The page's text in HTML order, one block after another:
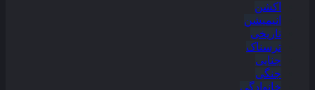
اکشن
انیمیشن
تاریخی
ترسناک
جنایی
جنگی
خانوادگی